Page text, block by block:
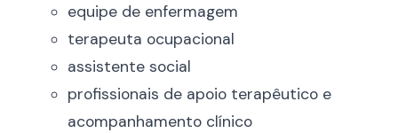
equipe de enfermagem
terapeuta ocupacional
assistente social
profissionais de apoio terapêutico e
acompanhamento clínico